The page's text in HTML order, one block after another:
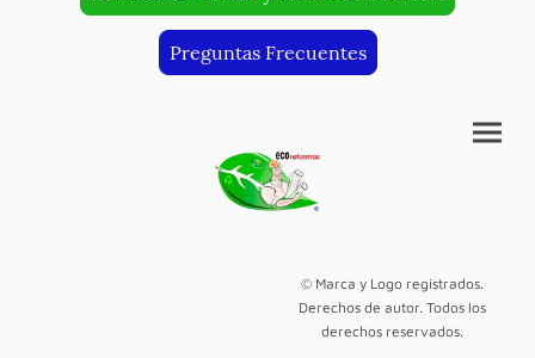
Preguntas Frecuentes
© Marca y Logo registrados.
Derechos de autor. Todos los
derechos reservados.